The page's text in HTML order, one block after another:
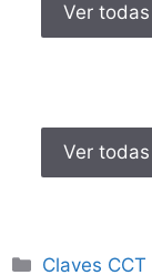
Ver
Ver
Categorías
Claves CCT